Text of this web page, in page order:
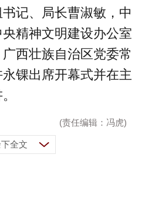
记、局长曹淑敏，中
精神文明建设办公室
西壮族自治区党委常
锞出席开幕式并在主
(责任编辑：冯虎)
全文